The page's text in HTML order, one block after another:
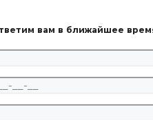
вам в ближайшее